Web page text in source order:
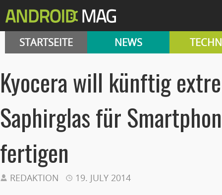
STARTSEITE NEWS
Kyocera will künftig
Saphirglas für
fertigen
REDAKTION 19. JULY 2014